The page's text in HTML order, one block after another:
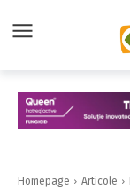
Homepage Articole